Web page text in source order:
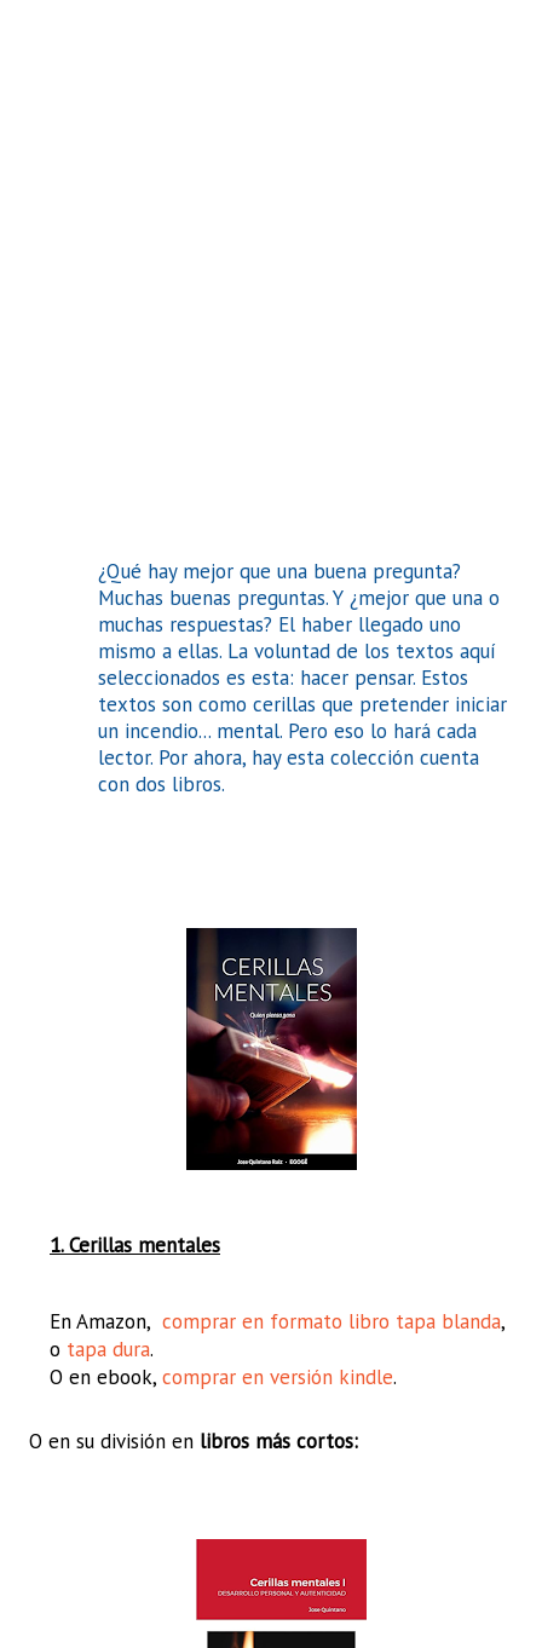
¿Qué hay mejor que una buena pregunta?
Muchas buenas preguntas. Y ¿mejor que una o
muchas respuestas? El haber llegado uno
mismo a ellas. La voluntad de los textos aquí
seleccionados es esta: hacer pensar. Estos
textos son como cerillas que pretender iniciar
un incendio... mental. Pero eso lo hará cada
lector. Por ahora, hay esta colección cuenta
con dos libros.
1. Cerillas mentales
En Amazon, comprar en formato libro tapa blanda,
o tapa dura.
O en ebook, comprar en versión kindle.
O en su división en libros más cortos: